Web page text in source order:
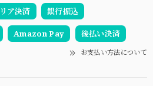
ア決済 銀行振込
Amazon Pay 後払い決済
お支払い方法について